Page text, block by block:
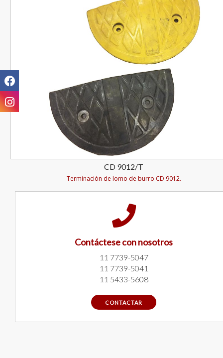
CD 9012/T
Terminación de lomo de burro CD 9012.
Contáctese con nosotros
11 7739-5047
11 7739-5041
11 5433-5608
CONTACTAR